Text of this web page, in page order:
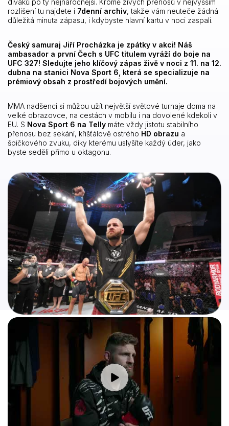
rozlišení tu najdete i 7denní archiv, takže vám neuteče žádná
důležitá minuta zápasu, i kdybyste hlavní kartu v noci zaspali.
Český samuraj Jiří Procházka je zpátky v akci! Náš
ambasador a první Čech s UFC titulem vyráží do boje na
UFC 327! Sledujte jeho klíčový zápas živě v noci z 11. na 12.
dubna na stanici Nova Sport 6, která se specializuje na
prémiový obsah z prostředí bojových umění.
MMA nadšenci si můžou užít největší světové turnaje doma na
velké obrazovce, na cestách v mobilu i na dovolené kdekoli v
EU. S Nova Sport 6 na Telly máte vždy jistotu stabilního
přenosu bez sekání, křišťálově ostrého HD obrazu a
špičkového zvuku, díky kterému uslyšíte každý úder, jako
byste seděli přímo u oktagonu.